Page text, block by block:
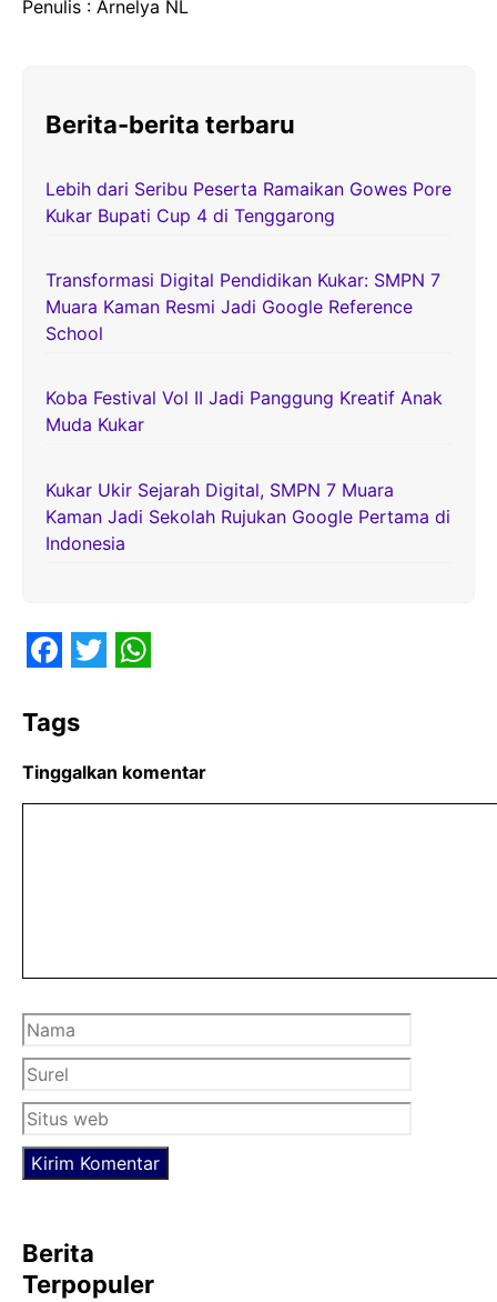
Penulis : Arnelya NL
Berita-berita terbaru
Lebih dari Seribu Peserta Ramaikan Gowes Pore
Kukar Bupati Cup 4 di Tenggarong
Transformasi Digital Pendidikan Kukar: SMPN 7
Muara Kaman Resmi Jadi Google Reference
School
Koba Festival Vol II Jadi Panggung Kreatif Anak
Muda Kukar
Kukar Ukir Sejarah Digital, SMPN 7 Muara
Kaman Jadi Sekolah Rujukan Google Pertama di
Indonesia
a
c
e
w
t
a
t
Tags
Tinggalkan komentar
Nama
web
Berita
Terpopuler